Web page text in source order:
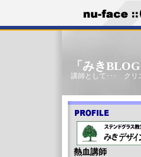
「みき
講師として･･･ クリ
熱血講師